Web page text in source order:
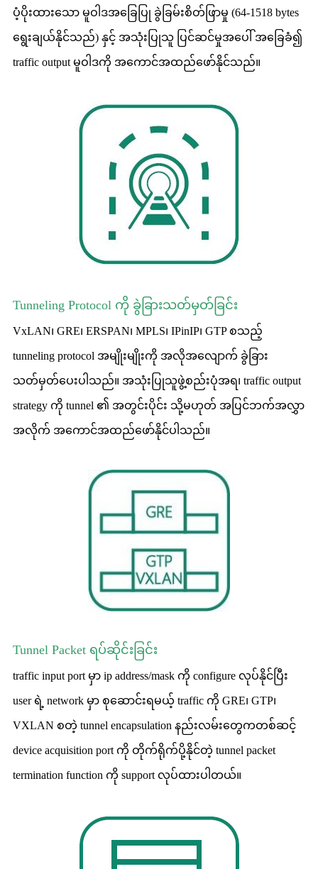
ပံ့ပိုးထားသော မူဝါဒအခြေပြု ခွဲခြမ်းစိတ်ဖြာမှု (64-1518 bytes
ရွေးချယ်နိုင်သည်) နှင့် အသုံးပြုသူ ပြင်ဆင်မှုအပေါ် အခြေခံ၍
traffic output မူဝါဒကို အကောင်အထည်ဖော်နိုင်သည်။
Tunneling Protocol ကို ခွဲခြားသတ်မှတ်ခြင်း
VxLAN၊ GRE၊ ERSPAN၊ MPLS၊ IPinIP၊ GTP စသည့်
tunneling protocol အမျိုးမျိုးကို အလိုအလျောက် ခွဲခြား
သတ်မှတ်ပေးပါသည်။ အသုံးပြုသူဖွဲ့စည်းပုံအရ၊ traffic output
strategy ကို tunnel ၏ အတွင်းပိုင်း သို့မဟုတ် အပြင်ဘက်အလွှာ
အလိုက် အကောင်အထည်ဖော်နိုင်ပါသည်။
Tunnel Packet ရပ်ဆိုင်းခြင်း
traffic input port မှာ ip address/mask ကို configure လုပ်နိုင်ပြီး
user ရဲ့ network မှာ စုဆောင်းရမယ့် traffic ကို GRE၊ GTP၊
VXLAN စတဲ့ tunnel encapsulation နည်းလမ်းတွေကတစ်ဆင့်
device acquisition port ကို တိုက်ရိုက်ပို့နိုင်တဲ့ tunnel packet
termination function ကို support လုပ်ထားပါတယ်။